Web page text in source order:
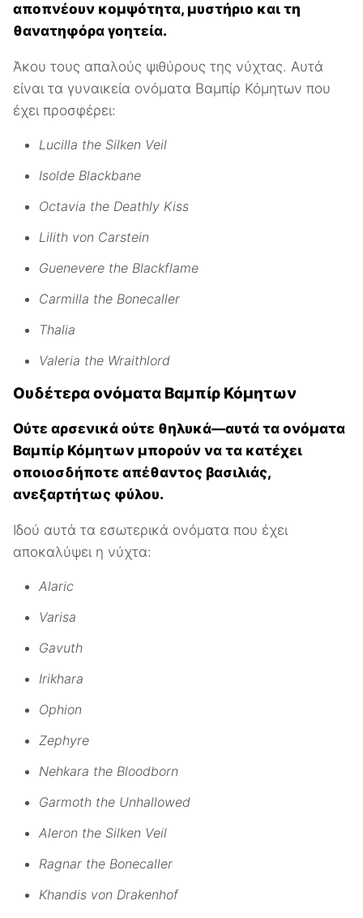
αποπνέουν κομψότητα, μυστήριο και τη
θανατηφόρα γοητεία.
Άκου τους απαλούς ψιθύρους της νύχτας. Αυτά
είναι τα γυναικεία ονόματα Βαμπίρ Κόμητων που
έχει προσφέρει:
Lucilla the Silken Veil
Isolde Blackbane
Octavia the Deathly Kiss
Lilith von Carstein
Guenevere the Blackflame
Carmilla the Bonecaller
Thalia
Valeria the Wraithlord
Ουδέτερα ονόματα Βαμπίρ Κόμητων
Ούτε αρσενικά ούτε θηλυκά—αυτά τα ονόματα
Βαμπίρ Κόμητων μπορούν να τα κατέχει
οποιοσδήποτε απέθαντος βασιλιάς,
ανεξαρτήτως φύλου.
Ιδού αυτά τα εσωτερικά ονόματα που έχει
αποκαλύψει η νύχτα:
Alaric
Varisa
Gavuth
Irikhara
Ophion
Zephyre
Nehkara the Bloodborn
Garmoth the Unhallowed
Aleron the Silken Veil
Ragnar the Bonecaller
Khandis von Drakenhof